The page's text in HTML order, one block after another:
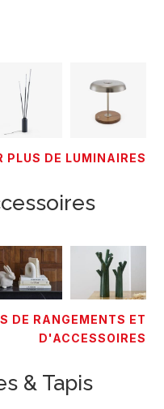
PLUS DE LUMINAIRES
DE RANGEMENTS ET
D'ACCESSOIRES
& Tapis